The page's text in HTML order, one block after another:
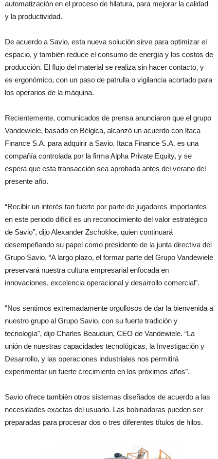
automatización en el proceso de hilatura, para mejorar la calidad
y la productividad.
De acuerdo a Savio, esta nueva solución sirve para optimizar el
espacio, y también reduce el consumo de energía y los costos de
producción. El flujo del material se realiza sin hacer contacto, y
es ergonómico, con un paso de patrulla o vigilancia acortado para
los operarios de la máquina.
Recientemente, comunicados de prensa anunciaron que el grupo
Vandewiele, basado en Bélgica, alcanzó un acuerdo con Itaca
Finance S.A. para adquirir a Savio. Itaca Finance S.A. es una
compañía controlada por la firma Alpha Private Equity, y se
espera que esta transacción sea aprobada antes del verano del
presente año.
“Recibir un interés tan fuerte por parte de jugadores importantes
en este periodo difícil es un reconocimiento del valor estratégico
de Savio”, dijo Alexander Zschokke, quien continuará
desempeñando su papel como presidente de la junta directiva del
Grupo Savio. “A largo plazo, el formar parte del Grupo Vandewiele
preservará nuestra cultura empresarial enfocada en
innovaciones, excelencia operacional y desarrollo comercial”.
“Nos sentimos extremadamente orgullosos de dar la bienvenida a
nuestro grupo al Grupo Savio, con su fuerte tradición y
tecnología”, dijo Charles Beauduin, CEO de Vandewiele. “La
unión de nuestras capacidades tecnológicas, la Investigación y
Desarrollo, y las operaciones industriales nos permitirá
experimentar un fuerte crecimiento en los próximos años”.
Savio ofrece también otros sistemas diseñados de acuerdo a las
necesidades exactas del usuario. Las bobinadoras pueden ser
preparadas para procesar dos o tres diferentes títulos de hilos.